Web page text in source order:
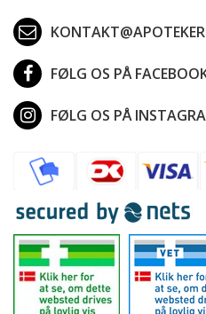
FØLG OS PÅ
FØLG OS PÅ